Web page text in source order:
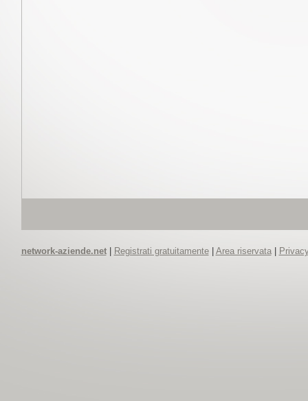
network-aziende.net| Registrati gratuitamente| Area riservata|